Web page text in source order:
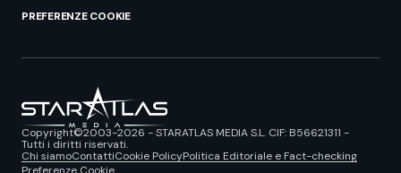
PREFERENZE COOKIE
Copyright©2003-2026 - STARATLAS MEDIA S.L. CIF: B56621311 -
Tutti i diritti riservati.
Chi siamoContattiCookie PolicyPolitica Editoriale e Fact-checking